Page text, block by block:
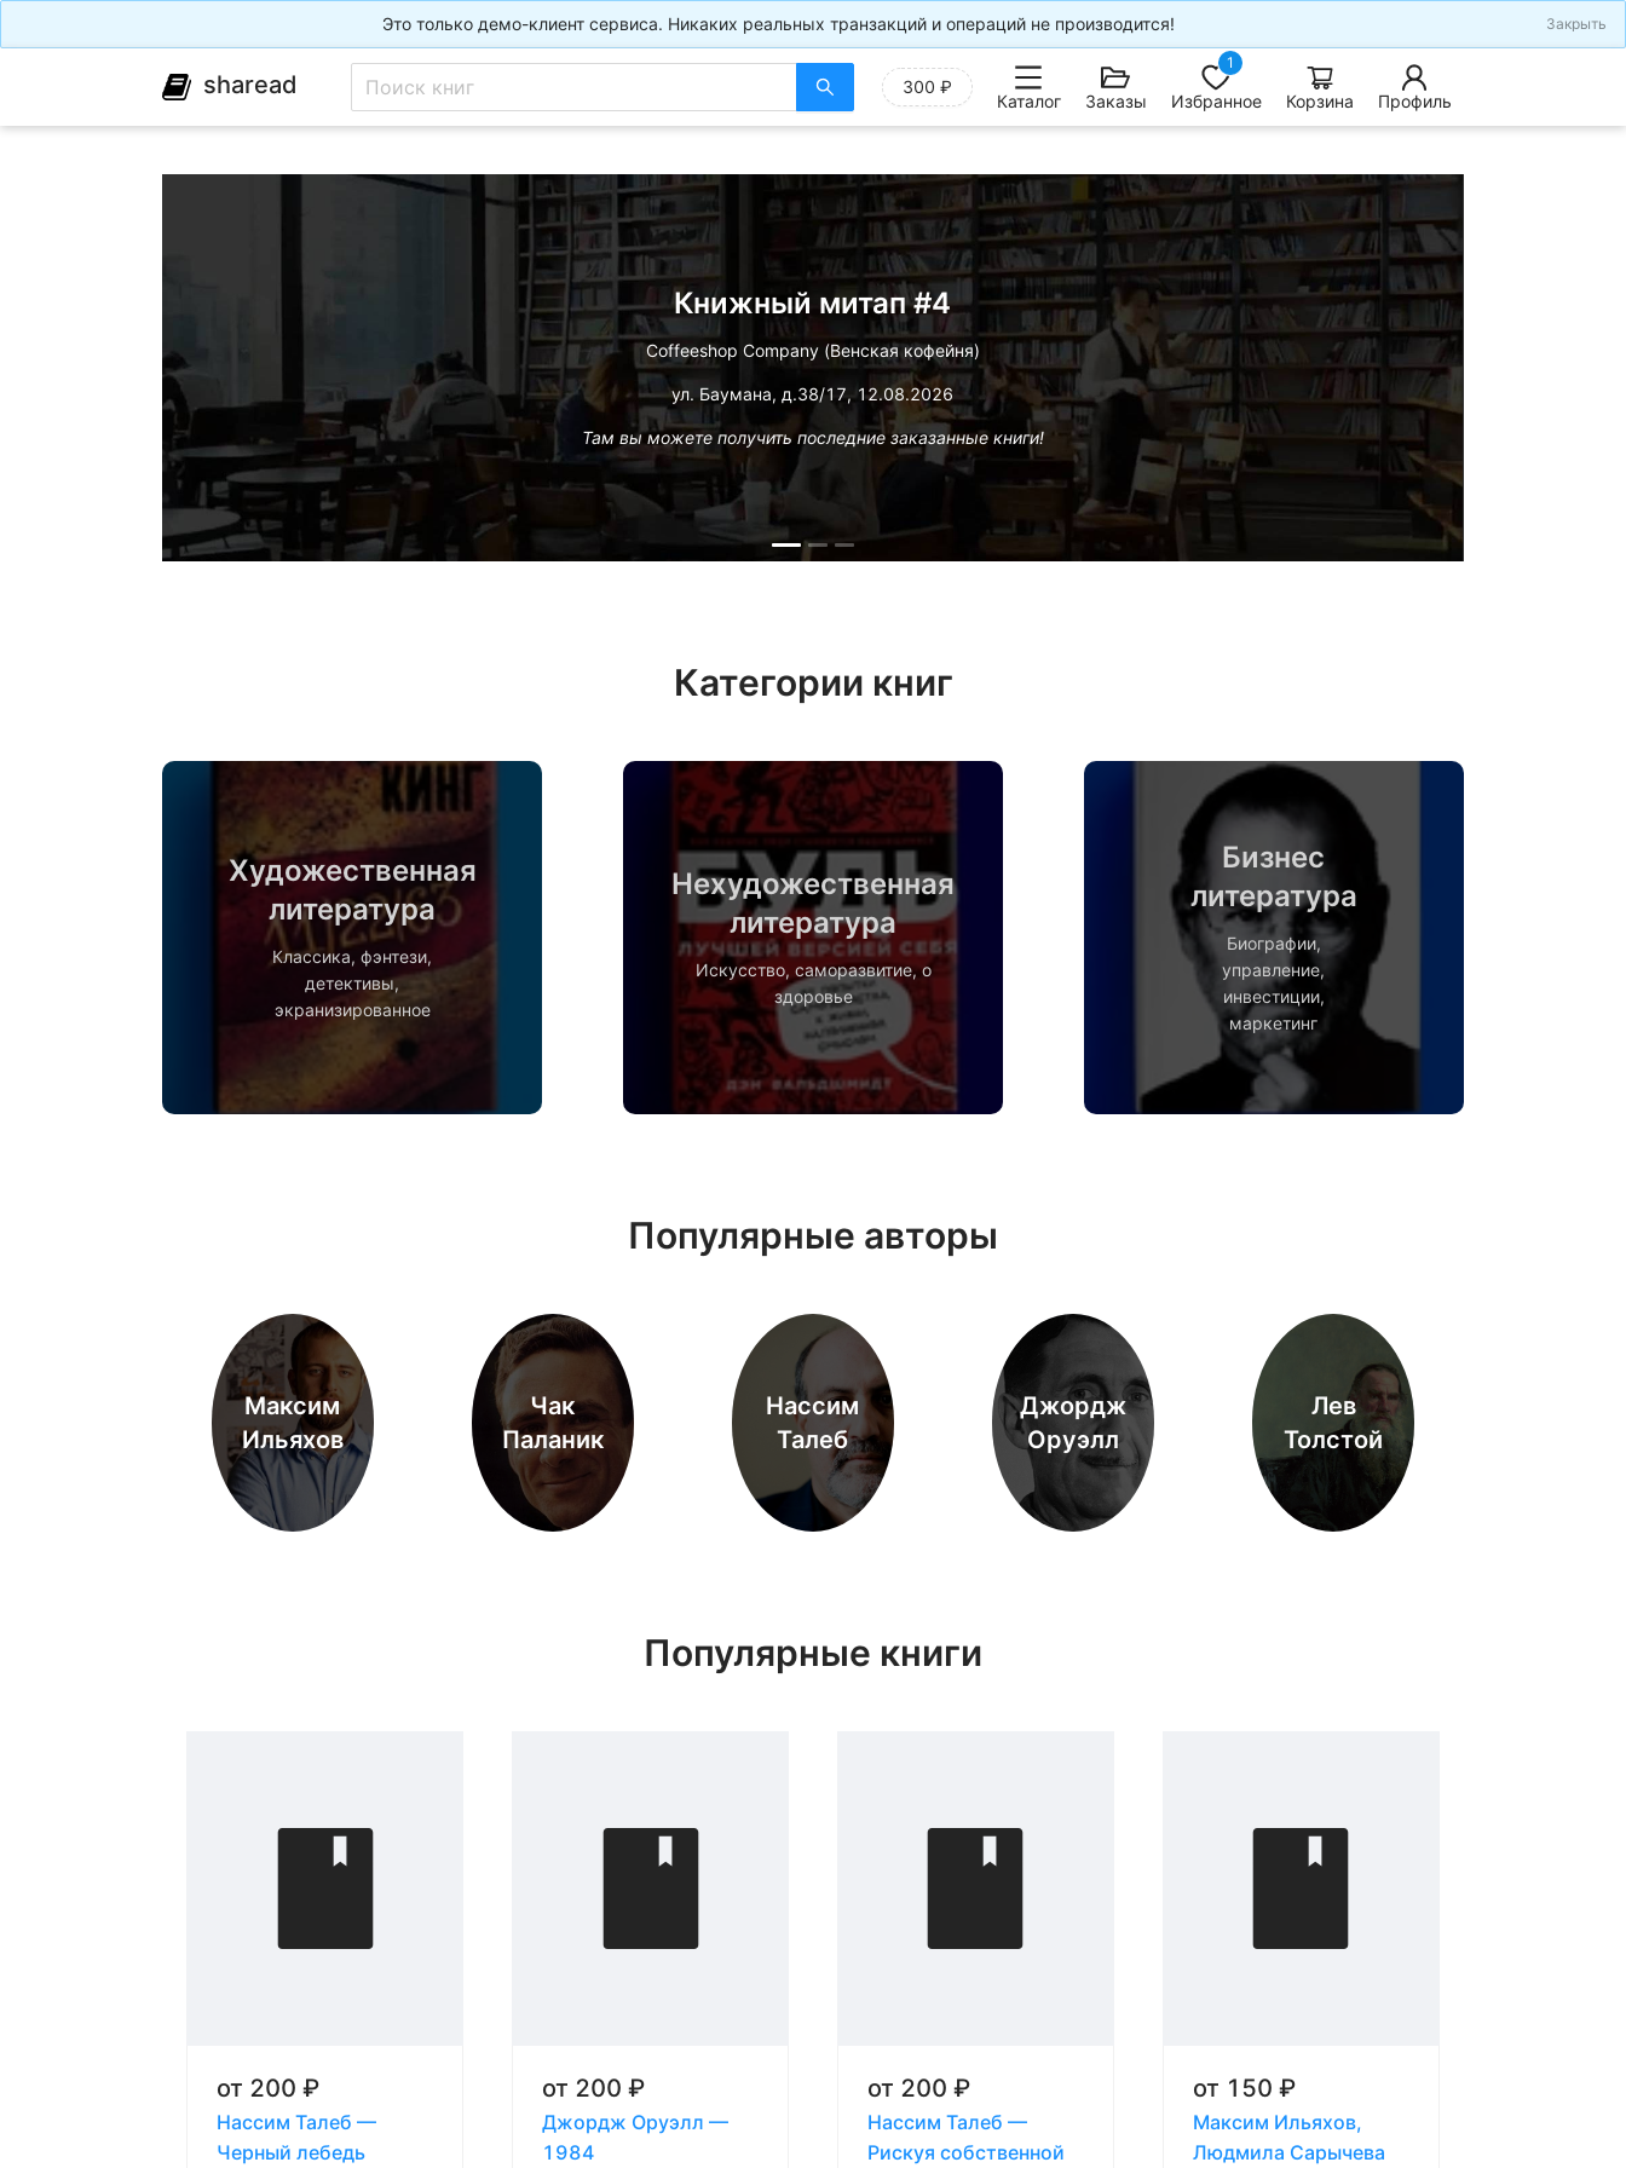
Это только демо-клиент сервиса. Никаких реальных транзакций и операций не производится! Закрыть
sharead 300 ₽
Каталог Заказы
1
Избранное Корзина Профиль
Книжный митап #4
Coffeeshop Company (Венская кофейня)
ул. Баумана, д.38/17, 12.08.2026
Там вы можете получить последние заказанные книги!
Категории книг
Художественная
литература
Классика, фэнтези,
детективы,
экранизированное
Нехудожественная
литература
Искусство, саморазвитие, о
здоровье
Бизнес
литература
Биографии,
управление,
инвестиции,
маркетинг
Популярные авторы
Максим
Ильяхов
Чак
Паланик
Нассим
Талеб
Джордж
Оруэлл
Лев
Толстой
Популярные книги
от 200 ₽
Нассим Талеб —
Черный лебедь
от 200 ₽
Джордж Оруэлл —
1984
от 200 ₽
Нассим Талеб —
Рискуя собственной
от 150 ₽
Максим Ильяхов,
Людмила Сарычева